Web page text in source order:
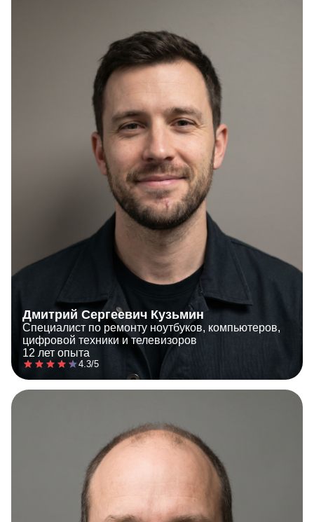
Дмитрий Сергеевич Кузьмин
Специалист по ремонту ноутбуков, компьютеров,
цифровой техники и телевизоров
12 лет опыта
4.3/5